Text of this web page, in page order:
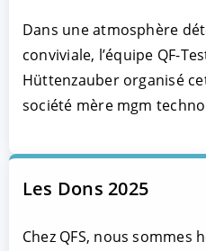
Dans une atmosphère
conviviale, l’équipe QF-
Hüttenzauber organisé
société mère mgm
Les Dons 2025
Chez QFS, nous